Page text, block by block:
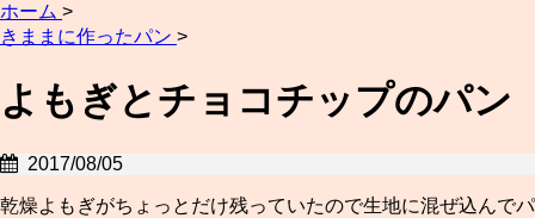
ホーム >
きままに作ったパン >
よもぎとチョコチップのパン
2017/08/05
乾燥よもぎがちょっとだけ残っていたので生地に混ぜ込んでパ